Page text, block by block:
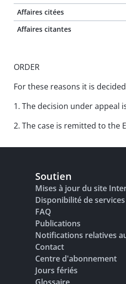
Affaires citées
Affaires citantes
ORDER
For these reasons it is
1. The decision under appeal
2. The case is remitted to the
Soutien
Mises à jour du site
Disponibilité de
FAQ
Publications
Notifications relatives
Contact
Centre d'abonnement
Jours fériés